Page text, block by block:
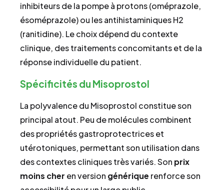
inhibiteurs de la pompe à protons (oméprazole,
ésoméprazole) ou les antihistaminiques H2
(ranitidine). Le choix dépend du contexte
clinique, des traitements concomitants et de la
réponse individuelle du patient.
Spécificités du Misoprostol
La polyvalence du Misoprostol constitue son
principal atout. Peu de molécules combinent
des propriétés gastroprotectrices et
utérotoniques, permettant son utilisation dans
des contextes cliniques très variés. Son prix
moins cher en version générique renforce son